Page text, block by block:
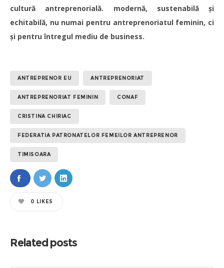
cultură antreprenorială. modernă, sustenabilă și
echitabilă, nu numai pentru antreprenoriatul feminin, ci
și pentru întregul mediu de business.
ANTREPRENOR EU ANTREPRENORIAT
ANTREPRENORIAT FEMININ CONAF
CRISTINA CHIRIAC
FEDERATIA PATRONATELOR FEMEILOR ANTREPRENOR
TIMISOARA
0 LIKES
Related posts